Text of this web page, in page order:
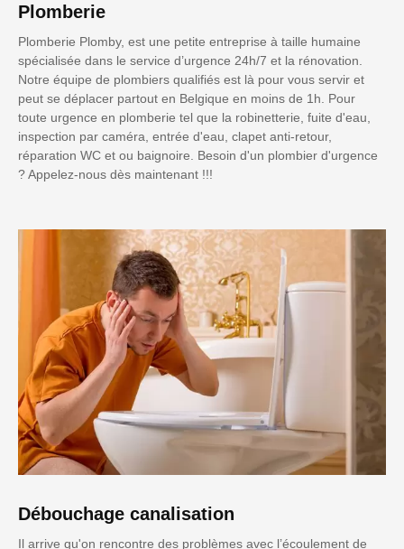
Plomberie
Plomberie Plomby, est une petite entreprise à taille humaine
spécialisée dans le service d’urgence 24h/7 et la rénovation.
Notre équipe de plombiers qualifiés est là pour vous servir et
peut se déplacer partout en Belgique en moins de 1h. Pour
toute urgence en plomberie tel que la robinetterie, fuite d'eau,
inspection par caméra, entrée d'eau, clapet anti-retour,
réparation WC et ou baignoire. Besoin d'un plombier d'urgence
? Appelez-nous dès maintenant !!!
Débouchage canalisation
Il arrive qu'on rencontre des problèmes avec l’écoulement de